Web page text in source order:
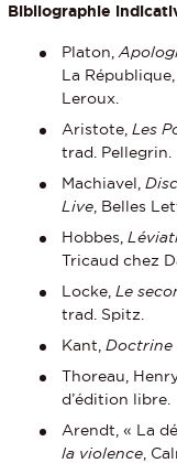
Bibliographie
Platon,
La
Leroux.
Aristote, Les
trad. Pellegrin.
Machiavel,
Live , Belles
Hobbes,
Tricaud chez
Locke, Le
trad. Spitz.
Kant,
Thoreau, Henry
d’édition libre.
Arendt, « La
la violence ,